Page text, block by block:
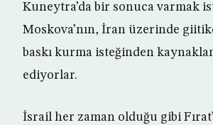
Kuneytra’da bir sonuca varmak
Moskova’nın, İran üzerinde
baskı kurma isteğinden
ediyorlar.
İsrail her zaman olduğu gibi